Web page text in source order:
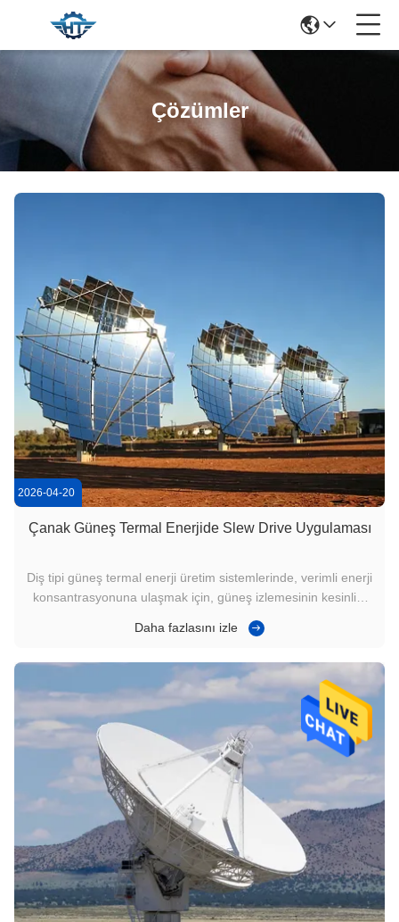
Çözümler
2026-04-20
Çanak Güneş Termal Enerjide Slew Drive Uygulaması
Diş tipi güneş termal enerji üretim sistemlerinde, verimli enerji
konsantrasyonuna ulaşmak için, güneş izlemesinin kesinliği
Drive olarak da adlandırılır), Slew Drive Gearbox, veya Solar
Daha fazlasını izle